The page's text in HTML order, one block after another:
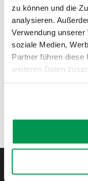
zu können und die
analysieren.
Verwendung
soziale Medien,
Partner führen diese
weiteren Daten